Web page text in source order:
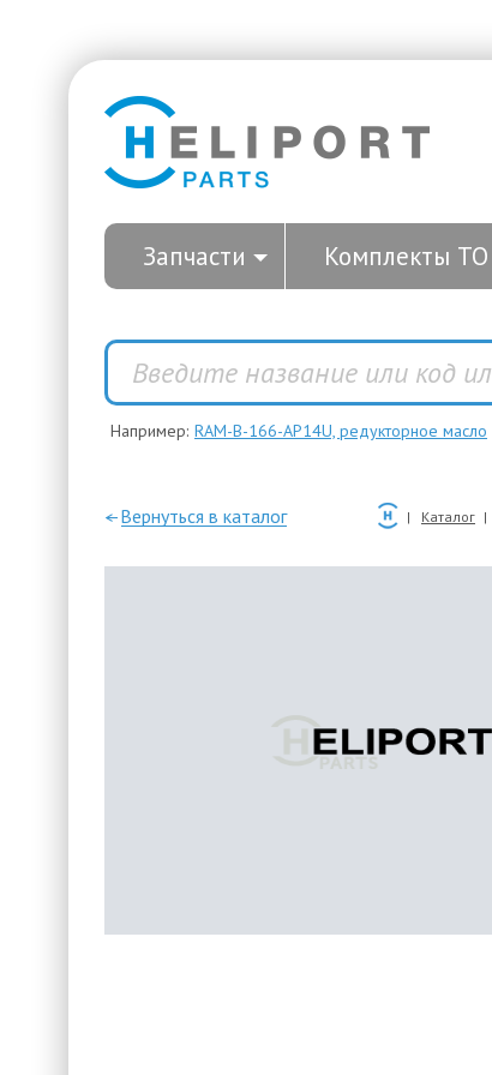
Запчасти Комплекты ТО
Например: RAM-B-166-AP14U, редукторное масло
—Вернуться в каталог Каталог